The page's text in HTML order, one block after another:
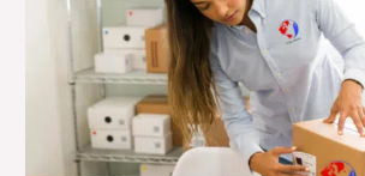
Paquete
enviar